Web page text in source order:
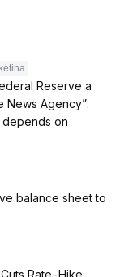
Reserve a
News Agency”:
depends on
balance sheet to
Rate-Hike